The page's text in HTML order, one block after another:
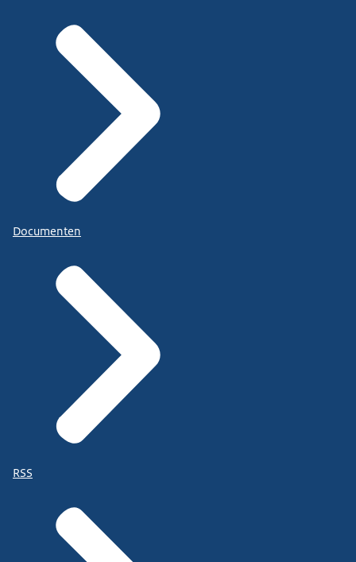
Documenten
RSS